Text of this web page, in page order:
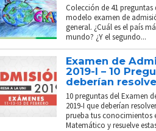
Colección de 41 preguntas
modelo examen de
general. ¿Cuál es el país
mundo? ¿Y el segundo...
Examen de
2019-I – 10
deberían
10 preguntas del Examen
2019-I que deberían
prueba tus conocimientos
Matemático y resuelve